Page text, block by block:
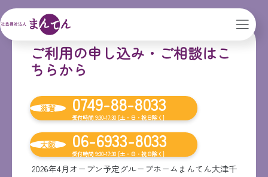
ご利用の申し込み・ご相談はこ
ちらから
滋賀 0749-88-8033
受付時間 9:30-17:30 [土・日・祝日除く]
大阪 06-6933-8033
受付時間 9:30-17:30 [土・日・祝日除く]
2026年4月オープン予定グループホームまんてん大津千